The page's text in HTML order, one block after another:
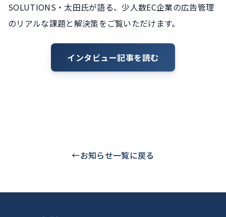
SOLUTIONS・太田氏が語る、少人数EC企業の広告管理
のリアルな課題と解決策をご覧いただけます。
インタビュー記事を読む
←お知らせ一覧に戻る